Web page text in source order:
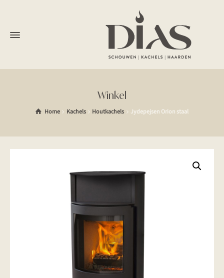
Winkel
Home Kachels Houtkachels Jydepejsen Orion staal